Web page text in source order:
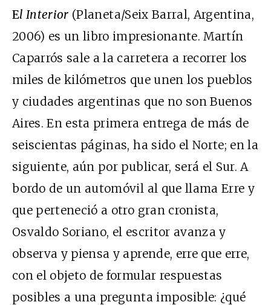
El Interior (Planeta/Seix Barral, Argentina,
2006) es un libro impresionante. Martín
Caparrós sale a la carretera a recorrer los
miles de kilómetros que unen los pueblos
y ciudades argentinas que no son Buenos
Aires. En esta primera entrega de más de
seiscientas páginas, ha sido el Norte; en la
siguiente, aún por publicar, será el Sur. A
bordo de un automóvil al que llama Erre y
que perteneció a otro gran cronista,
Osvaldo Soriano, el escritor avanza y
observa y piensa y aprende, erre que erre,
con el objeto de formular respuestas
posibles a una pregunta imposible: ¿qué